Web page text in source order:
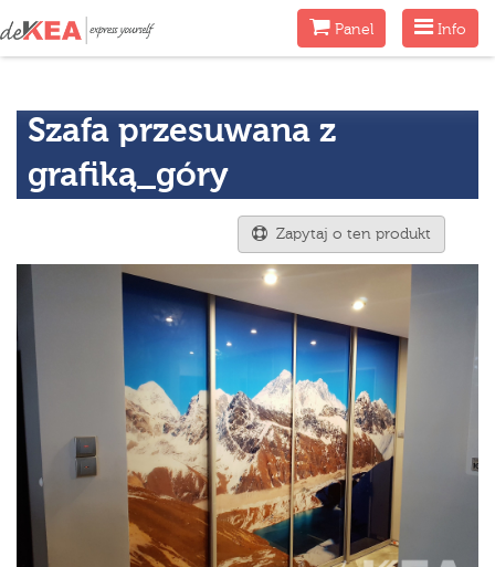
Menu
Info
MenuPanel
Szafa przesuwana z
grafiką_góry
Zapytaj o ten produkt